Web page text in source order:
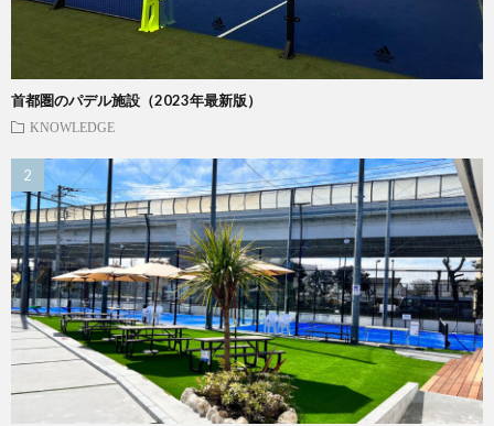
首都圏のパデル施設（2023年最新版）
KNOWLEDGE